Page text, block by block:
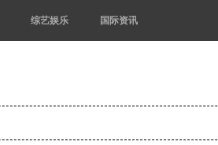
综艺娱乐 国际资讯